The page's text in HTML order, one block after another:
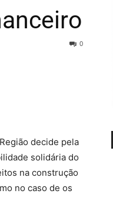
0
decide pela
solidária do
na construção
no caso de os